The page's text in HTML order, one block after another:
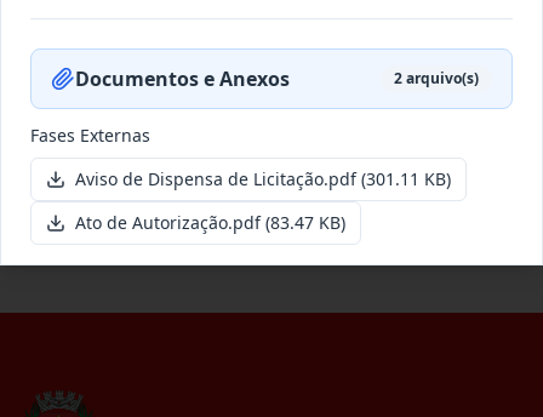
Concorrência
especializada para pavimentação
em pa...
Situação: Publicada Data:27/05/2026 Ver detalhes
Itens por página: 10 Exibindo1– 10de 251 registros
Anterior
1 2 … 26 Próximo
Documentos e Anexos 2arquivo(s)
Fases Externas
Aviso de Dispensa de Licitação.pdf(301.11 KB)
Ato de Autorização.pdf(83.47 KB)